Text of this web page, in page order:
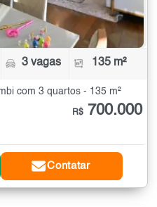
3 vagas 135 m²
com 3 quartos - 135 m²
R$ 700.000
Contatar